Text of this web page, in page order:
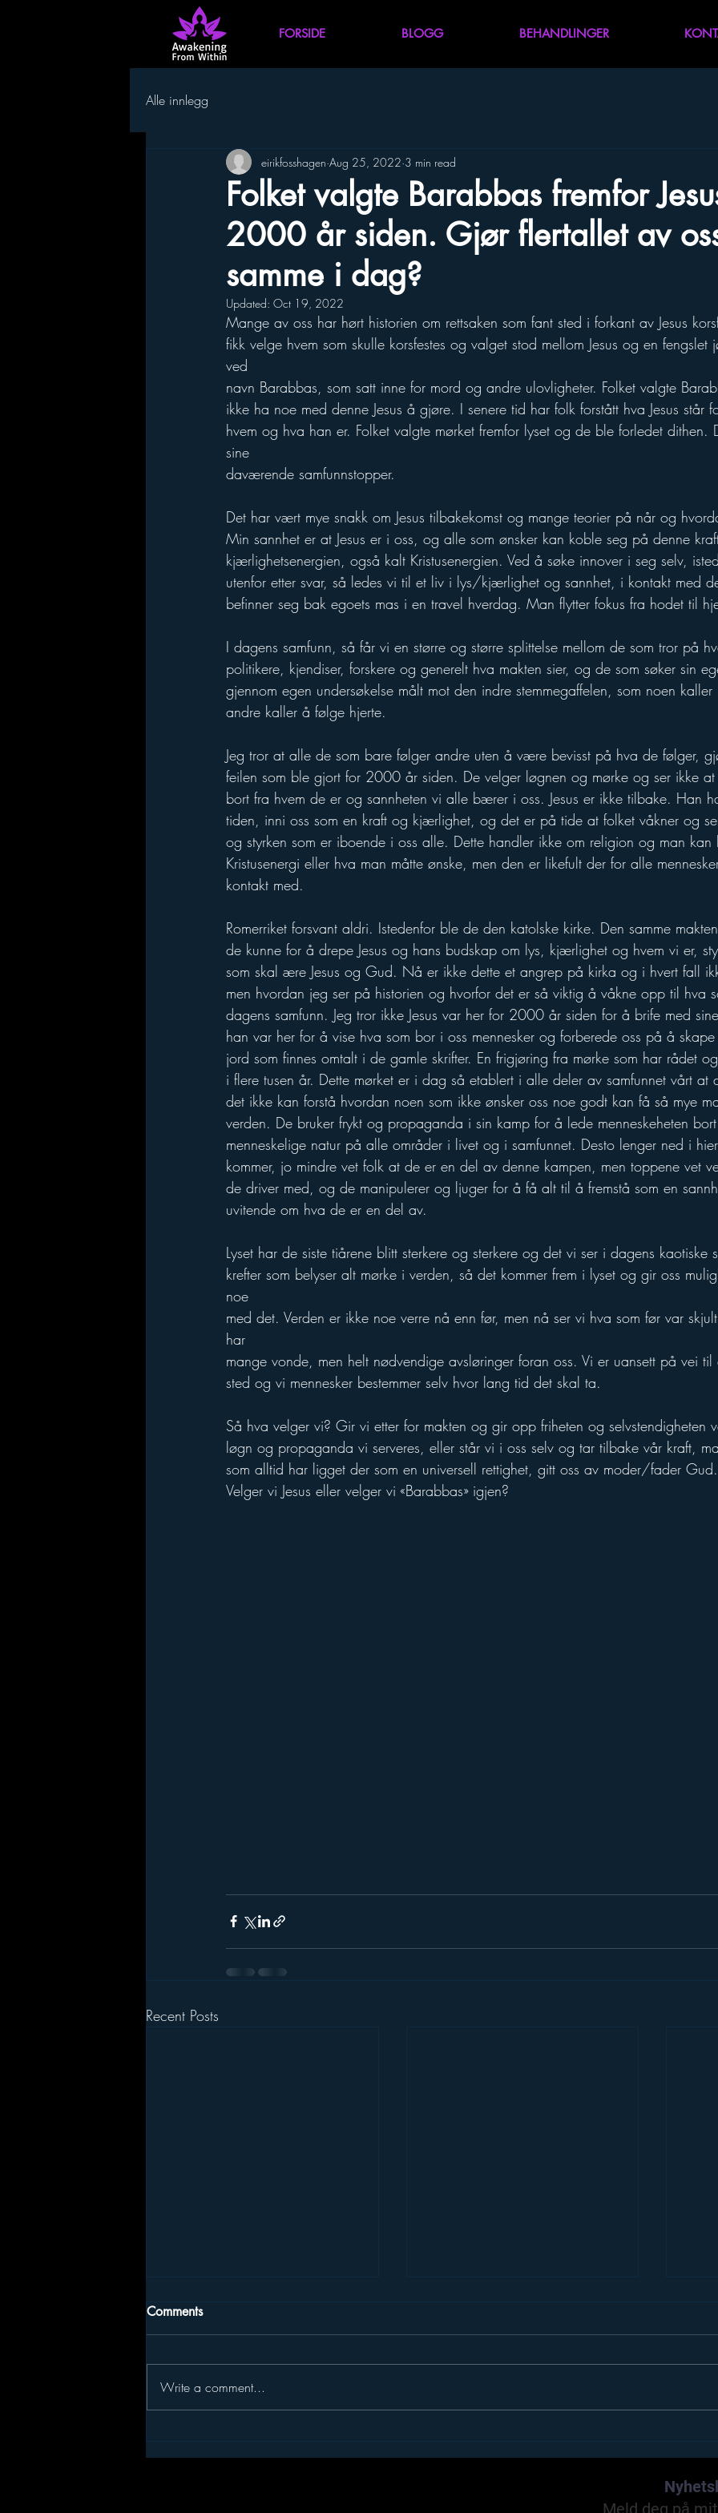
FORSIDE BLOGG BEHANDLINGER
Alle innlegg
Folket valgte Barabbas fremfor
2000 år siden. Gjør flertallet av
samme i dag?
eirikfosshagen Aug 25, 2022 3 min read
Updated: Oct 19, 2022
Mange av oss har hørt historien om rettsaken som fant sted i forkant av Jesus
fikk velge hvem som skulle korsfestes og valget stod mellom Jesus og en fengslet
ved
navn Barabbas, som satt inne for mord og andre ulovligheter. Folket valgte
ikke ha noe med denne Jesus å gjøre. I senere tid har folk forstått hva Jesus står
hvem og hva han er. Folket valgte mørket fremfor lyset og de ble forledet dithen.
sine
daværende samfunnstopper.
Det har vært mye snakk om Jesus tilbakekomst og mange teorier på når og
Min sannhet er at Jesus er i oss, og alle som ønsker kan koble seg på denne
kjærlighetsenergien, også kalt Kristusenergien. Ved å søke innover i seg selv,
utenfor etter svar, så ledes vi til et liv i lys/kjærlighet og sannhet, i kontakt med
befinner seg bak egoets mas i en travel hverdag. Man flytter fokus fra hodet til
I dagens samfunn, så får vi en større og større splittelse mellom de som tror på
politikere, kjendiser, forskere og generelt hva makten sier, og de som søker sin
gjennom egen undersøkelse målt mot den indre stemmegaffelen, som noen
andre kaller å følge hjerte.
Jeg tror at alle de som bare følger andre uten å være bevisst på hva de følger,
feilen som ble gjort for 2000 år siden. De velger løgnen og mørke og ser ikke
bort fra hvem de er og sannheten vi alle bærer i oss. Jesus er ikke tilbake. Han
tiden, inni oss som en kraft og kjærlighet, og det er på tide at folket våkner og
og styrken som er iboende i oss alle. Dette handler ikke om religion og man kan
Kristusenergi eller hva man måtte ønske, men den er likefult der for alle
kontakt med.
Romerriket forsvant aldri. Istedenfor ble de den katolske kirke. Den samme
de kunne for å drepe Jesus og hans budskap om lys, kjærlighet og hvem vi er,
som skal ære Jesus og Gud. Nå er ikke dette et angrep på kirka og i hvert fall
men hvordan jeg ser på historien og hvorfor det er så viktig å våkne opp til hva
dagens samfunn. Jeg tror ikke Jesus var her for 2000 år siden for å brife med
han var her for å vise hva som bor i oss mennesker og forberede oss på å
jord som finnes omtalt i de gamle skrifter. En frigjøring fra mørke som har rådet
i flere tusen år. Dette mørket er i dag så etablert i alle deler av samfunnet vårt at
det ikke kan forstå hvordan noen som ikke ønsker oss noe godt kan få så mye
verden. De bruker frykt og propaganda i sin kamp for å lede menneskeheten
menneskelige natur på alle områder i livet og i samfunnet. Desto lenger ned i
kommer, jo mindre vet folk at de er en del av denne kampen, men toppene vet
de driver med, og de manipulerer og ljuger for å få alt til å fremstå som en
uvitende om hva de er en del av.
Lyset har de siste tiårene blitt sterkere og sterkere og det vi ser i dagens kaotiske
krefter som belyser alt mørke i verden, så det kommer frem i lyset og gir oss
noe
med det. Verden er ikke noe verre nå enn før, men nå ser vi hva som før var
har
mange vonde, men helt nødvendige avsløringer foran oss. Vi er uansett på vei
sted og vi mennesker bestemmer selv hvor lang tid det skal ta.
Så hva velger vi? Gir vi etter for makten og gir opp friheten og selvstendigheten
løgn og propaganda vi serveres, eller står vi i oss selv og tar tilbake vår kraft,
som alltid har ligget der som en universell rettighet, gitt oss av moder/fader Gud.
Velger vi Jesus eller velger vi «Barabbas» igjen?
Recent Posts
kaller psykiske lidelser.
Comments
Write a comment...
Meld deg på